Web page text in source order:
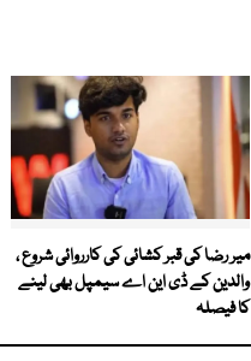
میر رضا کی قبر کشائی کی کارروائی شروع ،
والدین کے ڈی این اے سیمپل بھی لینے
کا فیصلہ